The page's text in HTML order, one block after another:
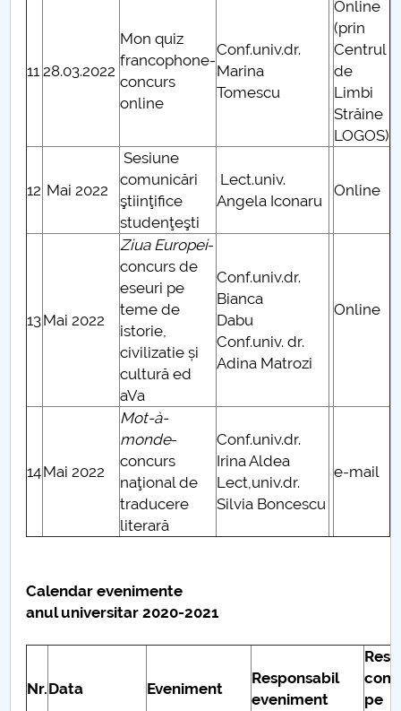
11 28.03.2022
Mon quiz
francophone-
concurs
online
Conf.univ.dr.
Marina
Tomescu
Online
(prin
Centrul
de
Limbi
Străine
LOGOS)
12 Mai 2022
Sesiune
comunicări
ştiinţifice
studenţeşti
Lect.univ.
Angela Iconaru
Online
13Mai 2022
Ziua Europei-
concurs de
eseuri pe
teme de
istorie,
civilizatie și
cultură ed
aVa
Conf.univ.dr.
Bianca
Dabu
Conf.univ. dr.
Adina Matrozi
Online
14Mai 2022
Mot-à-
monde-
concurs
naţional de
traducere
literară
Conf.univ.dr.
Irina Aldea
Lect,univ.dr.
Silvia Boncescu
e-mail
Calendar evenimente
anul universitar 2020-2021
Nr.Data Eveniment
Responsabil
eveniment
pe